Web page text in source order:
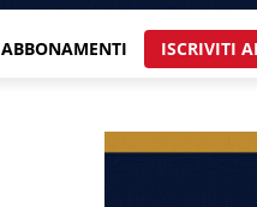
ABBONAMENTI ISCRIVITI